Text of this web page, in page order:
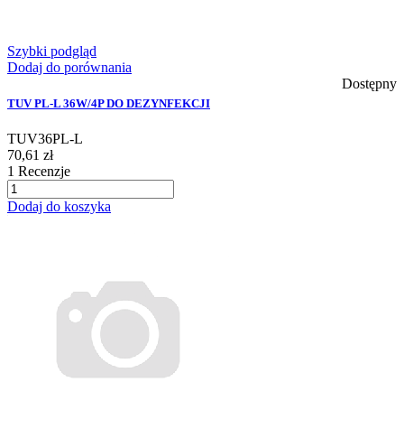
Szybki podgląd
Dodaj do porównania
Dostępny
TUV PL-L 36W/4P DO DEZYNFEKCJI
TUV36PL-L
70,61 zł
1 Recenzje
Dodaj do koszyka